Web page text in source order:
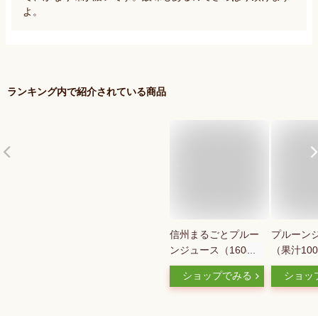
よ。
ランキング内で紹介されている商品
信州まるごとプルー
ンジュース（160g×6
本）【長野興農】
ショップでみる
プルーン
（果汁
180ml×6
本
ショッ